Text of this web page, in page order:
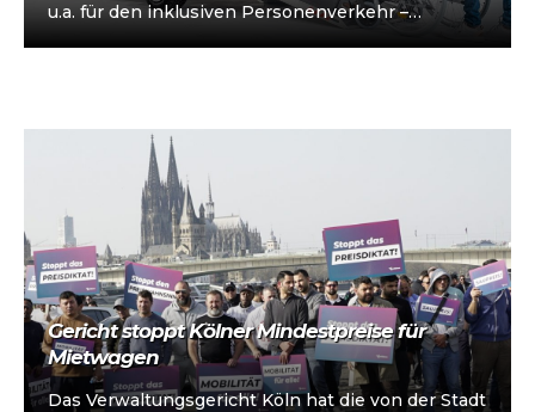
u.a. für den inklusiven Personenverkehr –
Gericht stoppt Kölner Mindestpreise für
Mietwagen
Das Verwaltungsgericht Köln hat die von der Stadt